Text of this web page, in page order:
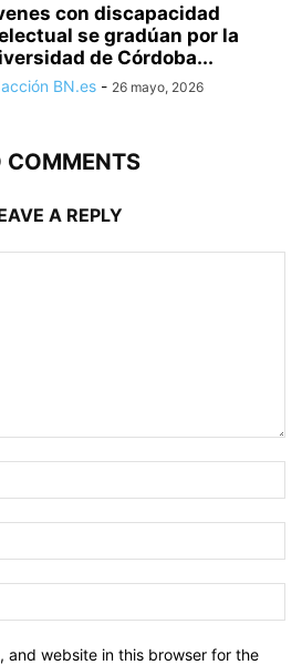
con discapacidad
se gradúan por la
de Córdoba...
BN.es - 26 mayo, 2026
COMMENTS
A REPLY
and website in this browser for the